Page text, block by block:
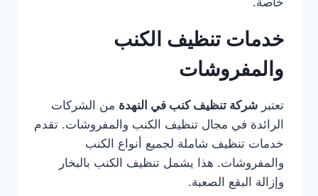
خدمات تنظيف الكنب
والمفروشات
تعتبر شركة تنظيف كنب في النهدة من الشركات
الرائدة في مجال تنظيف الكنب والمفروشات. تقدم
خدمات تنظيف شاملة لجميع أنواع الكنب
والمفروشات. هذا يشمل تنظيف الكنب بالبخار
وإزالة البقع الصعبة.